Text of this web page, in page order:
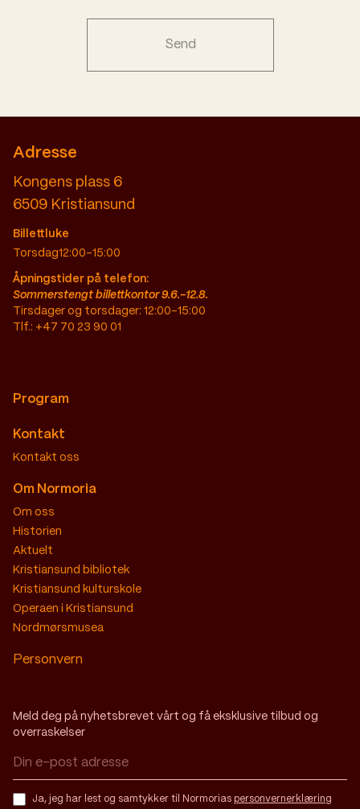
Send
Adresse
Kongens plass 6
6509 Kristiansund
Billettluke
Torsdag12:00–15:00
Åpningstider på telefon:
Sommerstengt billettkontor 9.6.-12.8.
Tirsdager og torsdager: 12:00-15:00
Tlf.: +47 70 23 90 01
Program
Kontakt
Kontakt oss
Om Normoria
Om oss
Historien
Aktuelt
Kristiansund bibliotek
Kristiansund kulturskole
Operaen i Kristiansund
Nordmørsmusea
Personvern
Meld deg på nyhetsbrevet vårt og få eksklusive tilbud og
overraskelser
Ja, jeg har lest og samtykker til Normorias personvernerklæring